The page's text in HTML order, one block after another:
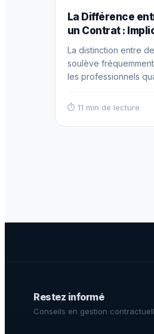
La Différence
un Contrat :
La distinction entre
soulève
les professionnels
que ces deux
caractéristiques
⏱ 11 min de lecture
Restez informé
Conseils en gestion